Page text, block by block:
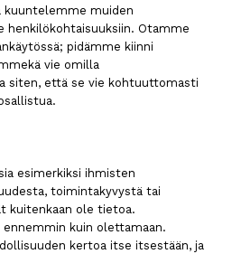
kuuntelemme muiden
henkilökohtaisuuksiin. Otamme
pidämme kiinni
vie omilla
siten, että se vie kohtuuttomasti
esimerkiksi ihmisten
toimintakyvystä tai
kuitenkaan ole tietoa.
kuin olettamaan.
kertoa itse itsestään, ja